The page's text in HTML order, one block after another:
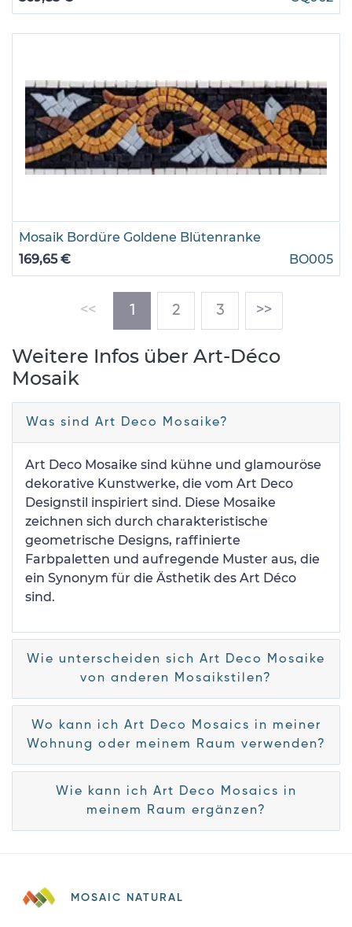
Mosaik Bordüre Goldene Blütenranke
169,65 €
BO005
<< 1 (current)
2 3 >>
Weitere Infos über Art-Déco
Mosaik
Was sind Art Deco Mosaike?
Art Deco Mosaike sind kühne und glamouröse
dekorative Kunstwerke, die vom Art Deco
Designstil inspiriert sind. Diese Mosaike
zeichnen sich durch charakteristische
geometrische Designs, raffinierte
Farbpaletten und aufregende Muster aus, die
ein Synonym für die Ästhetik des Art Déco
sind.
Wie unterscheiden sich Art Deco Mosaike
von anderen Mosaikstilen?
Wo kann ich Art Deco Mosaics in meiner
Wohnung oder meinem Raum verwenden?
Wie kann ich Art Deco Mosaics in
meinem Raum ergänzen?
MOSAIC NATURAL